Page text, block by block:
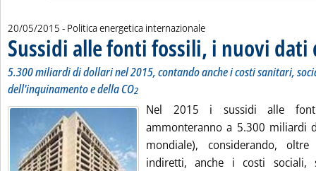
20/05/2015 - Politica energetica internazionale
Sussidi alle fonti fossili, i nuovi dati
5.300 miliardi di dollari nel 2015, contando anche i costi sanitari,
dell'inquinamento e della CO2
Nel 2015 i sussidi alle
ammonteranno a 5.300 miliardi
mondiale), considerando,
indiretti, anche i costi sociali,